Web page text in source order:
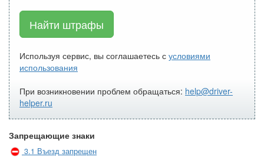
Найти штрафы
Используя сервис, вы соглашаетесь с условиями
использования
При возникновении проблем обращаться: help@driver-
helper.ru
Запрещающие знаки
3.1 Въезд запрещен